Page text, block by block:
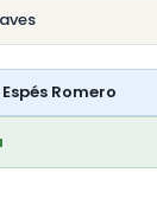
Romero